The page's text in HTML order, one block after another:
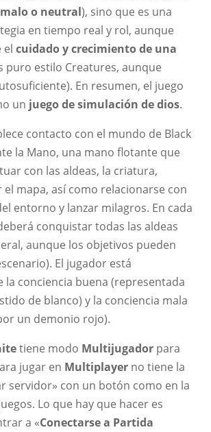
o neutral), sino que es una
en tiempo real y rol, aunque
elcuidado y crecimiento de una
puro estilo Creatures, aunque
En resumen, el juego
un juego de simulación de dios.
contacto con el mundo de Black
la Mano, una mano flotante que
con las aldeas, la criatura,
el mapa, así como relacionarse con
entorno y lanzar milagros. En cada
conquistar todas las aldeas
aunque los objetivos pueden
El jugador está
la conciencia buena (representada
de blanco) y la conciencia mala
un demonio rojo).
tiene modo Multijugador para
jugar en Multiplayer no tiene la
servidor» con un botón como en la
Lo que hay que hacer es
a «Conectarse a Partida